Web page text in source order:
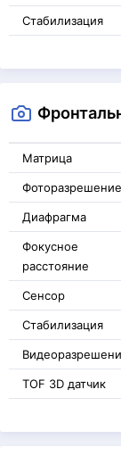
Стабилизация
Матрица
Фоторазрешение
Диафрагма
Фокусное
расстояние
Сенсор
Стабилизация
TOF 3D датчик